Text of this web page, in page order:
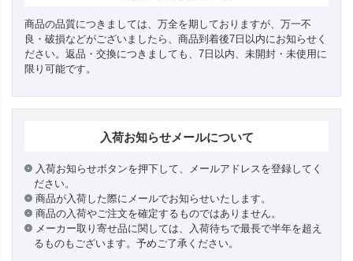
商品の品質につきましては、万全を期しておりますが、万一不
良・破損などがございましたら、商品到着後7日以内にお知らせく
ださい。返品・交換につきましても、7日以内、未開封・未使用に
限り可能です。
入荷お知らせメールについて
入荷お知らせボタンを押下して、メールアドレスを登録してく
ださい。
商品が入荷した際にメールでお知らせいたします。
商品の入荷やご注文を確定するものではありません。
メーカー取り寄せ品に関しては、入荷待ちで最長で半年を超え
るものもございます。予めご了承ください。